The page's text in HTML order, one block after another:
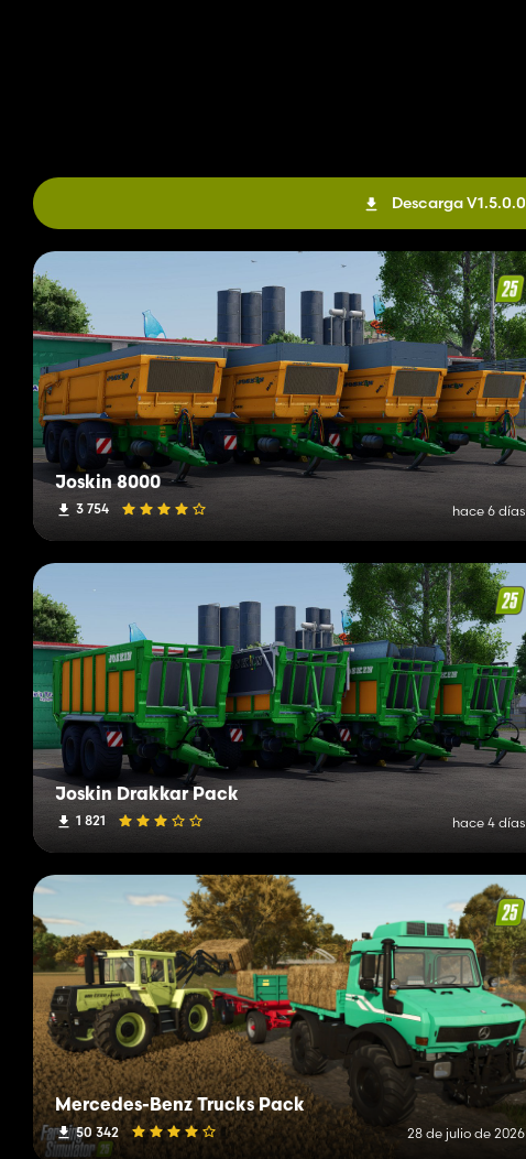
Descarga V1.5.0.0
Joskin 8000
3 754 hace 6 días
Joskin Drakkar Pack
1 821 hace 4 días
Mercedes-Benz Trucks Pack
50 342 28 de julio de 2026